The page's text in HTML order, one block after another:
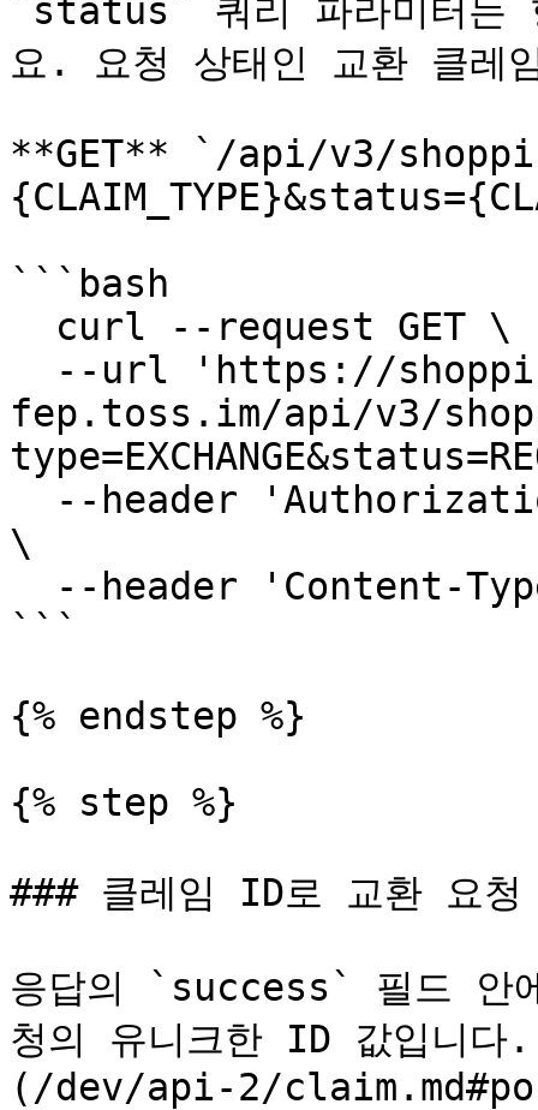
`status` 쿼리 파라미터는
요. 요청 상태인 교환 클레
**GET** `/api/v3/
```bash
fep.toss.im/api/v3/
\
```
{% endstep %}
{% step %}
### 클레임 ID로 교환 요청
응답의 `success` 필드
청의 유니크한 ID 값입니
(/dev/api-2/